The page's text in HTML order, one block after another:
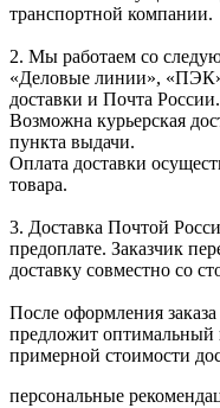
транспортной компании.
2. Мы работаем со
«Деловые линии»,
доставки и Почта России.
Возможна курьерская
пункта выдачи.
Оплата доставки
товара.
3. Доставка Почтой
предоплате. Заказчик
доставку совместно со
После оформления
предложит оптимальный
примерной стоимости
персональные